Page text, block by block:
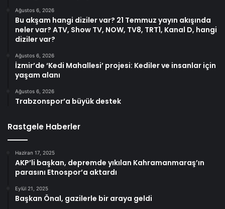
Ağustos 6, 2026
Bu akşam hangi diziler var? 21 Temmuz yayın akışında
neler var? ATV, Show TV, NOW, TV8, TRT1, Kanal D, hangi
diziler var?
Ağustos 6, 2026
İzmir’de ‘Kedi Mahallesi’ projesi: Kediler ve insanlar için
yaşam alanı
Ağustos 6, 2026
Trabzonspor’a büyük destek
Rastgele Haberler
Haziran 17, 2025
AKP’li başkan, depremde yıkılan Kahramanmaraş’ın
parasını Etnospor’a aktardı
Eylül 21, 2025
Başkan Önal, gazilerle bir araya geldi